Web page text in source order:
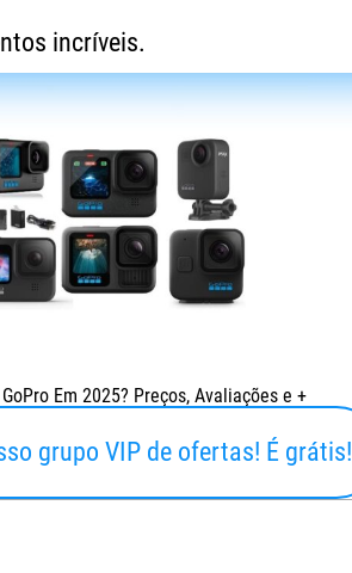
incríveis.
Em 2025? Preços, Avaliações e +
grupo VIP de ofertas! É grátis!